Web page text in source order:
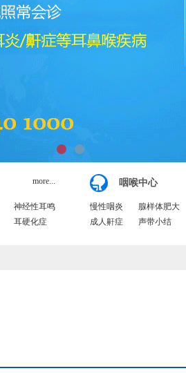
神经性耳鸣
耳硬化症
more... 咽喉中心
慢性咽炎 腺样体肥大
成人鼾症
声带小结